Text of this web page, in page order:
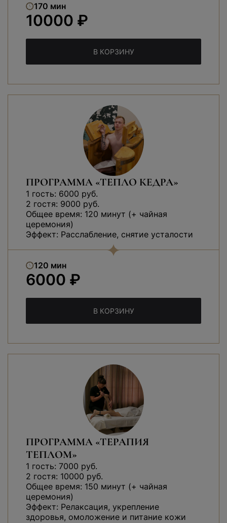
170 мин
10000 ₽
В КОРЗИНУ
ПРОГРАММА «ТЕПЛО КЕДРА»
1 гость: 6000 руб.
2 гостя: 9000 руб.
Общее время: 120 минут (+ чайная
церемония)
Эффект: Расслабление, снятие усталости
120 мин
6000 ₽
В КОРЗИНУ
ПРОГРАММА «ТЕРАПИЯ
ТЕПЛОМ»
1 гость: 7000 руб.
2 гостя: 10000 руб.
Общее время: 150 минут (+ чайная
церемония)
Эффект: Релаксация, укрепление
здоровья, омоложение и питание кожи